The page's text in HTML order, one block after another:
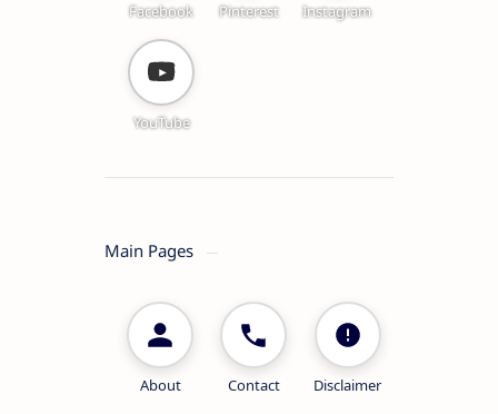
Facebook Pinterest Instagram
YouTube
Main Pages
About Contact Disclaimer